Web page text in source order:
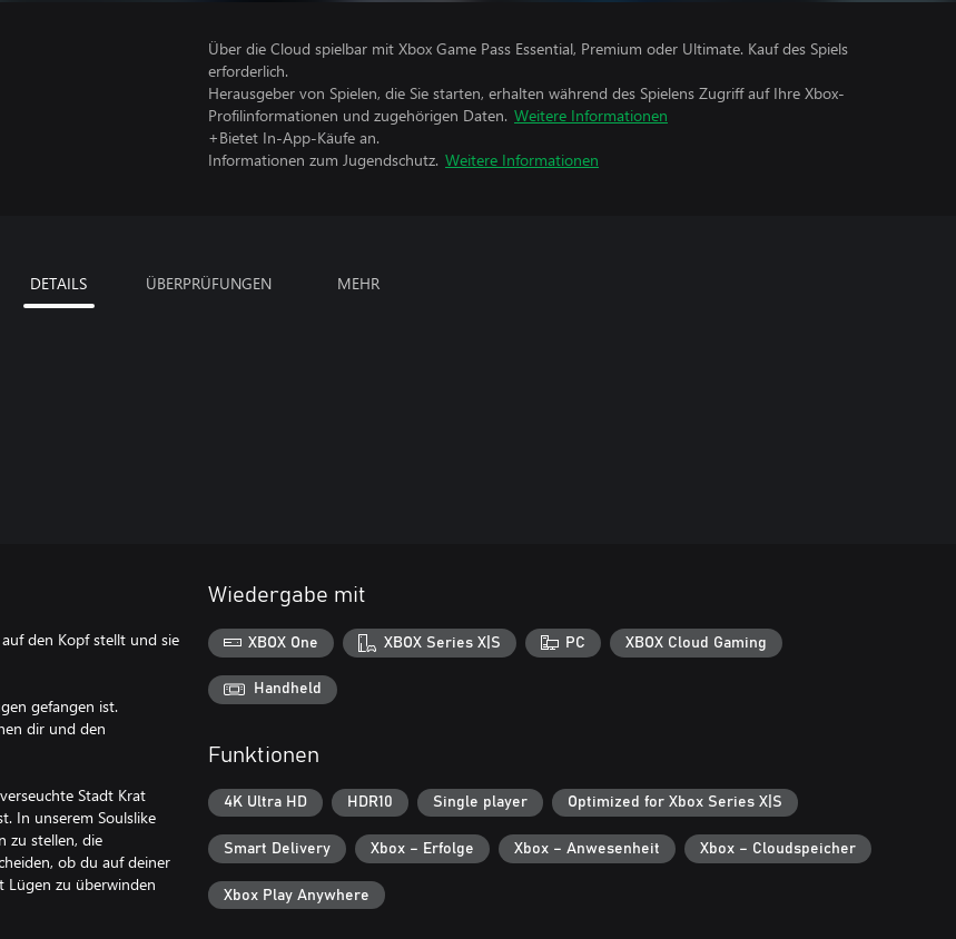
Über die Cloud spielbar mit Xbox Game Pass Essential, Premium oder Ultimate. Kauf des Spiels
erforderlich.
Herausgeber von Spielen, die Sie starten, erhalten während des Spielens Zugriff auf Ihre Xbox-
Profilinformationen und zugehörigen Daten. Weitere Informationen
+Bietet In-App-Käufe an.
Informationen zum Jugendschutz. Weitere Informationen
DETAILS ÜBERPRÜFUNGEN MEHR
den Kopf stellt und sie
gefangen ist.
dir und den
Stadt Krat
In unserem Soulslike
zu stellen, die
ob du auf deiner
Lügen zu überwinden
Wiedergabe mit
XBOX One XBOX Series X|S PC XBOX Cloud Gaming
Handheld
Funktionen
4K Ultra HD HDR10 Single player Optimized for Xbox Series X|S
Smart Delivery Xbox – Erfolge Xbox – Anwesenheit Xbox – Cloudspeicher
Xbox Play Anywhere